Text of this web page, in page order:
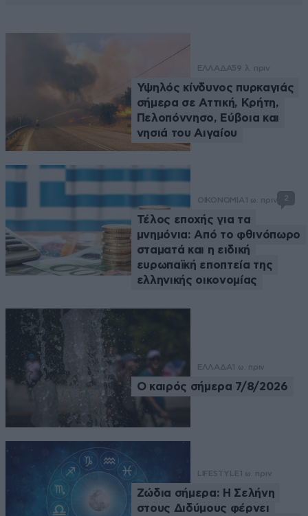
ΕΛΛΑΔΑ59 λ. πριν
Υψηλός κίνδυνος πυρκαγιάς
σήμερα σε Αττική, Κρήτη,
Πελοπόννησο, Εύβοια και
νησιά του Αιγαίου
ΟΙΚΟΝΟΜΙΑ 1 ω. πριν 2
Τέλος εποχής για τα
μνημόνια: Από το φθινόπωρο
σταματά και η ειδική
ευρωπαϊκή εποπτεία της
ελληνικής οικονομίας
ΕΛΛΑΔΑ 1 ω. πριν
Ο καιρός σήμερα 7/8/2026
LIFESTYLE 1 ω. πριν
Ζώδια σήμερα: Η Σελήνη
στους Διδύμους φέρνει